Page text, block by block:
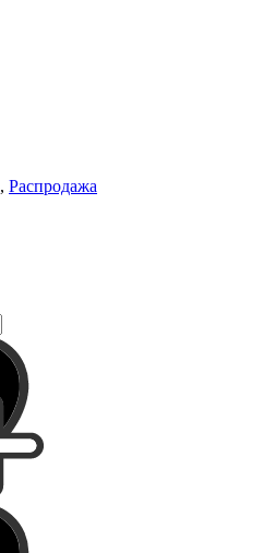
, Распродажа